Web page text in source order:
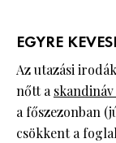
EGYRE
Az utazási
nőtt askandináv
a főszezonban
csökkent a